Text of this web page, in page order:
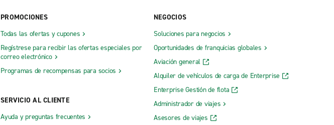
PROMOCIONES
Todas las ofertas y cupones
Regístrese para recibir las ofertas especiales por
correo electrónico
Programas de recompensas para socios
SERVICIO AL CLIENTE
Ayuda y preguntas frecuentes
NEGOCIOS
Soluciones para negocios
Oportunidades de franquicias globales
Aviación general
Alquiler de vehículos de carga de Enterprise
Enterprise Gestión de flota
Administrador de viajes
Asesores de viajes